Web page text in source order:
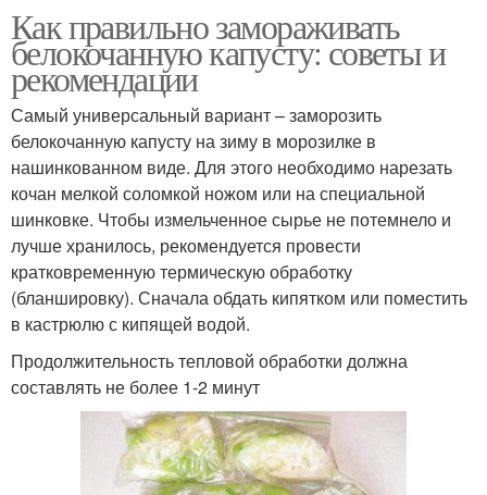
Как правильно замораживать
белокочанную капусту: советы и
рекомендации
Самый универсальный вариант – заморозить
белокочанную капусту на зиму в морозилке в
нашинкованном виде. Для этого необходимо нарезать
кочан мелкой соломкой ножом или на специальной
шинковке. Чтобы измельченное сырье не потемнело и
лучше хранилось, рекомендуется провести
кратковременную термическую обработку
(бланшировку). Сначала обдать кипятком или поместить
в кастрюлю с кипящей водой.
Продолжительность тепловой обработки должна
составлять не более 1-2 минут